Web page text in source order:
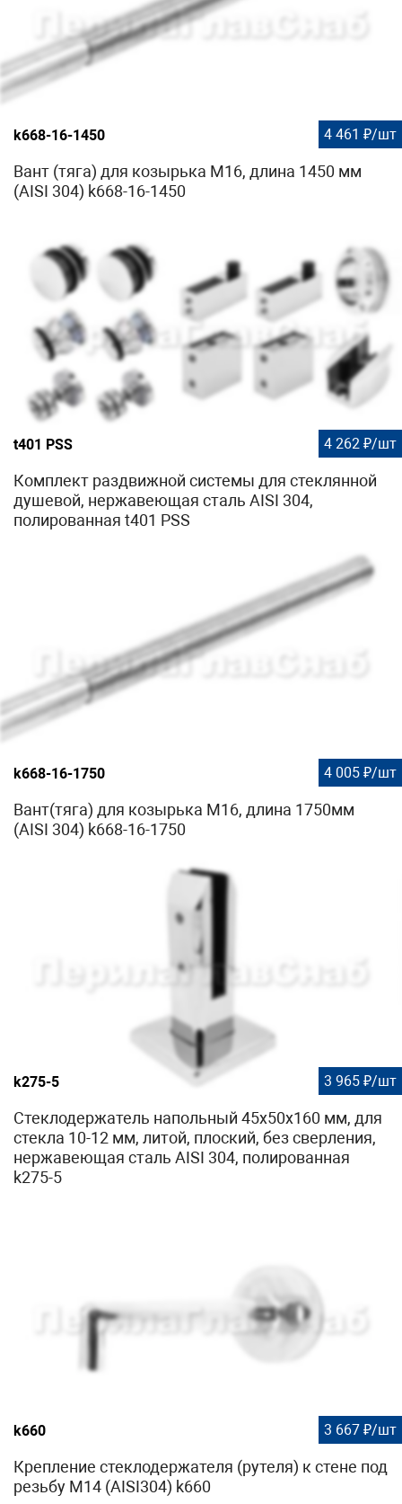
k668-16-1450 4 461 ₽/шт
Вант (тяга) для козырька М16, длина 1450 мм
(AISI 304) k668-16-1450
t401 PSS 4 262 ₽/шт
Комплект раздвижной системы для стеклянной
душевой, нержавеющая сталь AISI 304,
полированная t401 PSS
k668-16-1750 4 005 ₽/шт
Вант(тяга) для козырька М16, длина 1750мм
(AISI 304) k668-16-1750
k275-5 3 965 ₽/шт
Стеклодержатель напольный 45х50х160 мм, для
стекла 10-12 мм, литой, плоский, без сверления,
нержавеющая сталь AISI 304, полированная
k275-5
k660 3 667 ₽/шт
Крепление стеклодержателя (рутеля) к стене под
резьбу М14 (AISI304) k660